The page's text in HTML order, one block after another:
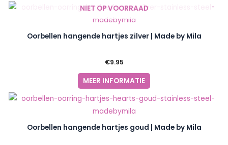
NIET OP VOORRAAD
Oorbellen hangende hartjes zilver | Made by Mila
€9.95
MEER INFORMATIE
Oorbellen hangende hartjes goud | Made by Mila